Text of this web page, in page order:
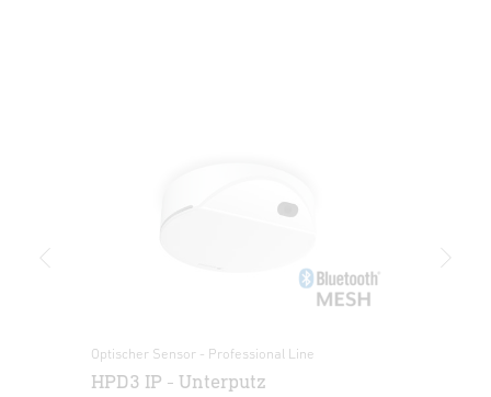
Optischer Sensor - Professional Line
HPD3 IP - Unterputz